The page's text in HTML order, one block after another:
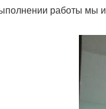
работы мы